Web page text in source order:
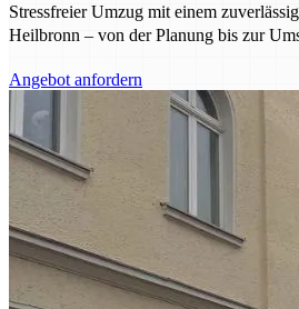
Stressfreier Umzug mit einem
Heilbronn – von der Planung bis zur
Angebot anfordern